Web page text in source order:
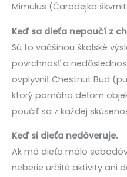
Mimulus (Čarodejka
Keď sa dieťa nepoučí z
Sú to väčšinou školské
povrchnosť a
ovplyvniť Chestnut Bud
ktorý pomáha deťom
poučiť sa z každej
Keď si dieťa nedôveruje.
Ak má dieťa málo
neberie určité aktivity ani